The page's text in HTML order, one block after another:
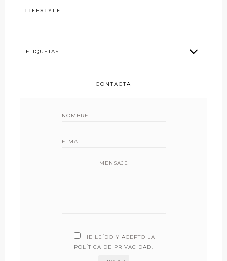
LIFESTYLE
CONTACTA
MENSAJE
HE LEÍDO Y ACEPTO LA
POLÍTICA DE PRIVACIDAD.